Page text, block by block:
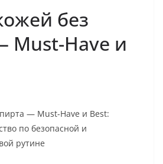
без
Must-Have и
— Must-Have и Best:
по безопасной и
рутине